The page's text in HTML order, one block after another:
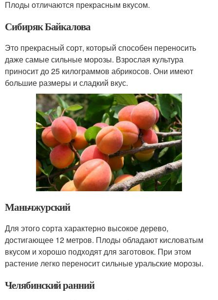
Плоды отличаются прекрасным вкусом.
Сибиряк Байкалова
Это прекрасный сорт, который способен переносить
даже самые сильные морозы. Взрослая культура
приносит до 25 килограммов абрикосов. Они имеют
большие размеры и сладкий вкус.
Маньчжурский
Для этого сорта характерно высокое дерево,
достигающее 12 метров. Плоды обладают кисловатым
вкусом и хорошо подходят для заготовок. При этом
растение легко переносит сильные уральские морозы.
Челябинский ранний